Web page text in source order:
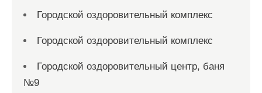
Городской оздоровительный комплекс
Городской оздоровительный комплекс
Городской оздоровительный центр, баня
№9